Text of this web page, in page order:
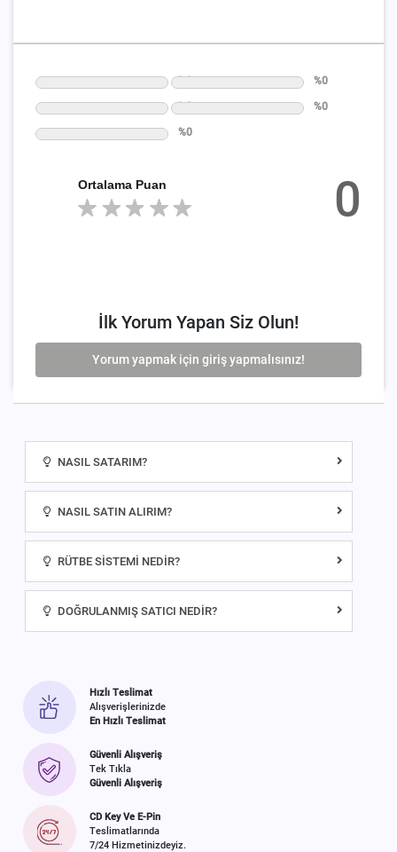
%0 %0
%0 %0
%0
Ortalama Puan 0
İlk Yorum Yapan Siz Olun!
Yorum yapmak için giriş yapmalısınız!
NASIL SATARIM?
NASIL SATIN ALIRIM?
RÜTBE SISTEMI NEDIR?
DOĞRULANMIŞ SATICI NEDIR?
Hızlı Teslimat
Alışverişlerinizde
En Hızlı Teslimat
Güvenli Alışveriş
Tek Tıkla
Güvenli Alışveriş
CD Key Ve E-Pin
Teslimatlarında
7/24 Hizmetinizdeyiz.